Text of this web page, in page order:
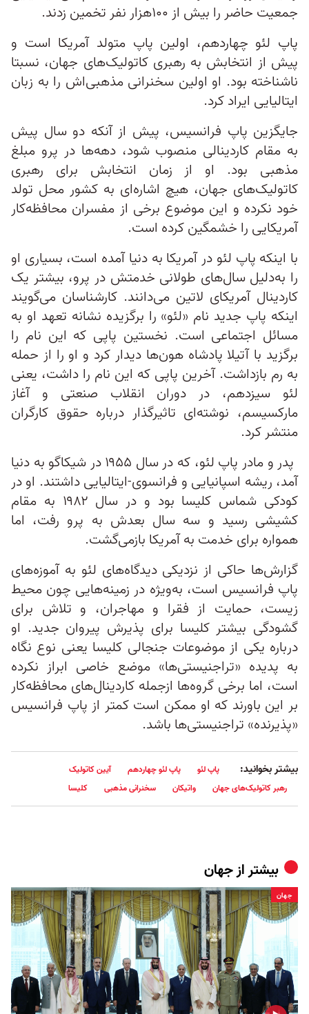
جمعیت حاضر را بیش از ۱۰۰هزار نفر تخمین زدند.
پاپ لئو چهاردهم، اولین پاپ متولد آمریکا است و
پیش از انتخابش به رهبری کاتولیک‌های جهان، نسبتا
ناشناخته بود. او اولین سخنرانی مذهبی‌اش را به زبان
ایتالیایی ایراد کرد.
جایگزین پاپ فرانسیس، پیش از آنکه دو سال پیش
به مقام کاردینالی منصوب شود، دهه‌ها در پرو مبلغ
مذهبی بود. او از زمان انتخابش برای رهبری
کاتولیک‌های جهان، هیچ اشاره‌ای به کشور محل تولد
خود نکرده و این موضوع برخی از مفسران محافظه‌کار
آمریکایی را خشمگین کرده است.
با اینکه پاپ لئو در آمریکا به دنیا آمده است، بسیاری او
را به‌دلیل سال‌های طولانی خدمتش در پرو، بیشتر یک
کاردینال آمریکای لاتین می‌دانند. کارشناسان می‌گویند
اینکه پاپ جدید نام «لئو» را برگزیده نشانه تعهد او به
مسائل اجتماعی است. نخستین پاپی که این نام را
برگزید با آتیلا پادشاه هون‌ها دیدار کرد و او را از حمله
به رم بازداشت. آخرین پاپی که این نام را داشت، یعنی
لئو سیزدهم، در دوران انقلاب صنعتی و آغاز
مارکسیسم، نوشته‌ای تاثیرگذار درباره حقوق کارگران
منتشر کرد.
پدر و مادر پاپ لئو، که در سال ۱۹۵۵ در شیکاگو به دنیا
آمد، ریشه اسپانیایی و فرانسوی-ایتالیایی داشتند. او در
کودکی شماس کلیسا بود و در سال ۱۹۸۲ به مقام
کشیشی رسید و سه سال بعدش به پرو رفت، اما
همواره برای خدمت به آمریکا بازمی‌گشت.
گزارش‌ها حاکی از نزدیکی دیدگاه‌های لئو به آموزه‌های
پاپ فرانسیس است، به‌ویژه در زمینه‌هایی چون محیط
زیست، حمایت از فقرا و مهاجران، و تلاش برای
گشودگی بیشتر کلیسا برای پذیرش پیروان جدید. او
درباره یکی از موضوعات جنجالی کلیسا یعنی نوع نگاه
به پدیده «تراجنیستی‌ها» موضع خاصی ابراز نکرده
است، اما برخی گروه‌ها ازجمله کاردینال‌های محافظه‌کار
بر این باورند که او ممکن است کمتر از پاپ فرانسیس
«پذیرنده» تراجنیستی‌ها باشد.
بیشتر بخوانید: پاپ لئو پاپ لئو چهاردهم
آیین کاتولیک
رهبر کاتولیک‌های جهان
واتیکان سخنرانی مذهبی کلیسا
بیشتر ازجهان
جهان